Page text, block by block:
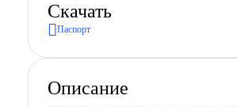
Скачать
Паспорт
Описание